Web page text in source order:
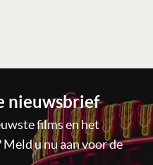
nieuwsbrief
films en het
u nu aan voor de